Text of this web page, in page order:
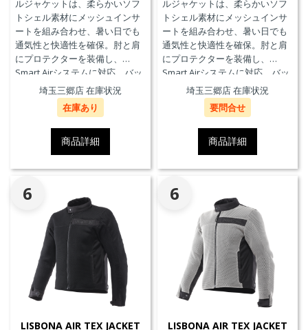
ルジャケットは、柔らかいソフ
トシェル素材にメッシュインサ
ートを組み合わせ、暑い日でも
通気性と快適性を確保。肘と肩
にプロテクターを装備し、
Smart Airシステムに対応。バッ
クプロテクターおよびチェスト
プロテクターにも対応していま
埼玉三郷店 在庫状況
在庫あり
商品詳細
ルジャケットは、柔らかいソフ
トシェル素材にメッシュインサ
ートを組み合わせ、暑い日でも
通気性と快適性を確保。肘と肩
にプロテクターを装備し、
Smart Airシステムに対応。バッ
クプロテクターおよびチェスト
プロテクターにも対応していま
埼玉三郷店 在庫状況
要問合せ
商品詳細
6
LISBONA AIR TEX JACKET
6
LISBONA AIR TEX JACKET